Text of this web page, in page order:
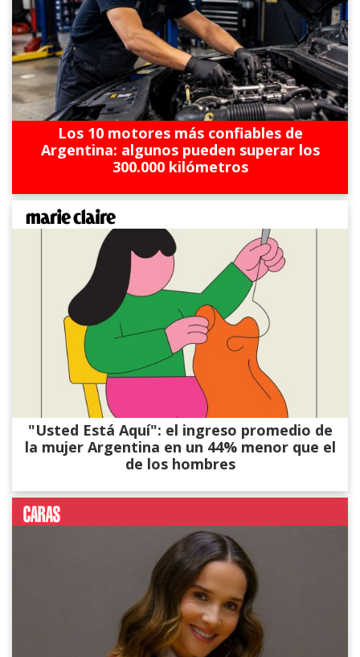
Los 10 motores más confiables de
Argentina: algunos pueden superar los
300.000 kilómetros
"Usted Está Aquí": el ingreso promedio de
la mujer Argentina en un 44% menor que el
de los hombres